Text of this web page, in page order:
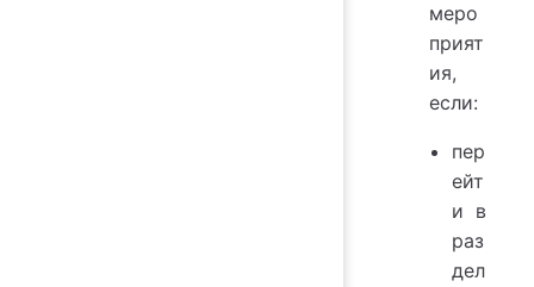
меро
прият
ия,
если:
пер
ейт
и в
раз
дел